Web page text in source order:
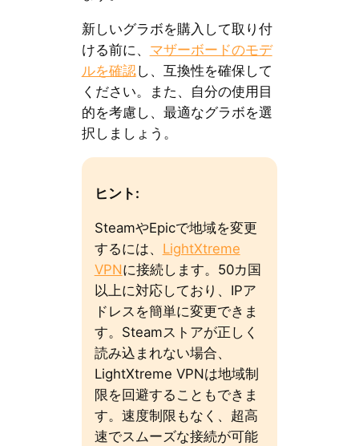
新しいグラボを購入して取り付
ける前に、 マザーボードのモデ
ルを確認し、互換性を確保して
ください。また、自分の使用目
的を考慮し、最適なグラボを選
択しましょう。
ヒント:
SteamやEpicで地域を変更
するには、 LightXtreme
VPNに接続します。50カ国
以上に対応しており、IPア
ドレスを簡単に変更できま
す。Steamストアが正しく
読み込まれない場合、
LightXtreme VPNは地域制
限を回避することもできま
す。速度制限もなく、超高
速でスムーズな接続が可能